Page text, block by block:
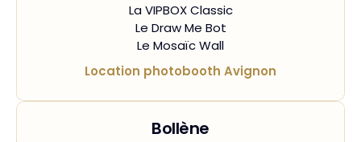
La VIPBOX Classic
Le Draw Me Bot
Le Mosaïc Wall
Location photobooth Avignon
Bollène